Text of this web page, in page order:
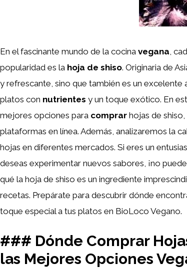
En el fascinante mundo de la cocina vegana,
popularidad es la hoja de shiso. Originaria de
y refrescante, sino que también es un excelente
platos con nutrientes y un toque exótico. En
mejores opciones para comprar hojas de
plataformas en línea. Además, analizaremos la
hojas en diferentes mercados. Si eres un
deseas experimentar nuevos sabores, ¡no
qué la hoja de shiso es un ingrediente
recetas. Prepárate para descubrir dónde
toque especial a tus platos en BioLoco Vegano.
### Dónde Comprar
las Mejores Opciones